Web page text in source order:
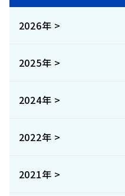
2026年 >
2025年 >
2024年 >
2022年 >
2021年 >